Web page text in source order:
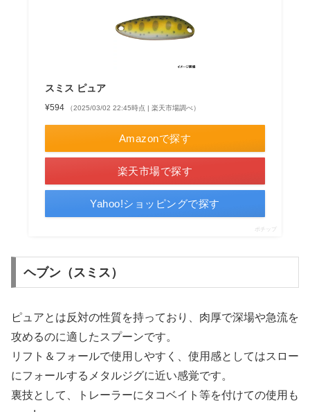
スミス ピュア
¥594 （2025/03/02 22:45時点 | 楽天市場調べ）
Amazonで探す
楽天市場で探す
Yahoo!ショッピングで探す
ポチップ
ヘブン（スミス）
ピュアとは反対の性質を持っており、肉厚で深場や急流を
攻めるのに適したスプーンです。
リフト＆フォールで使用しやすく、使用感としてはスロー
にフォールするメタルジグに近い感覚です。
裏技として、トレーラーにタコベイト等を付けての使用も